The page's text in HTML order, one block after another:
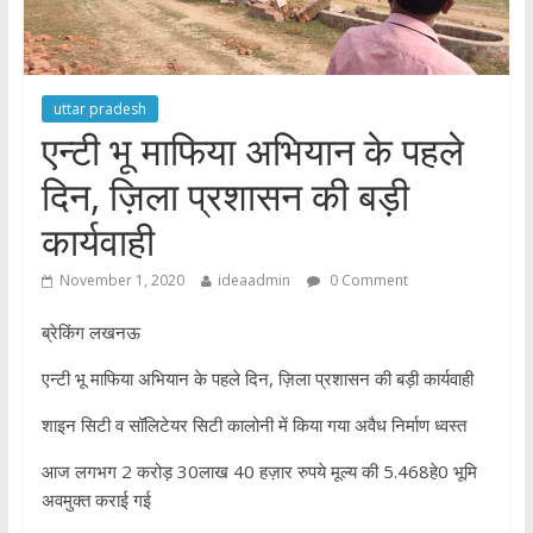
uttar pradesh
एन्टी भू माफिया अभियान के पहले
दिन, ज़िला प्रशासन की बड़ी
कार्यवाही
November 1, 2020 ideaadmin 0 Comment
ब्रेकिंग लखनऊ
एन्टी भू माफिया अभियान के पहले दिन, ज़िला प्रशासन की बड़ी कार्यवाही
शाइन सिटी व सॉलिटेयर सिटी कालोनी में किया गया अवैध निर्माण ध्वस्त
आज लगभग 2 करोड़ 30लाख 40 हज़ार रुपये मूल्य की 5.468हे0 भूमि
अवमुक्त कराई गई